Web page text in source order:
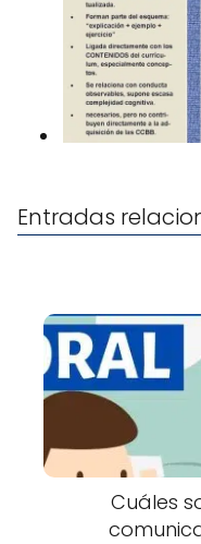
Entradas
Cuáles